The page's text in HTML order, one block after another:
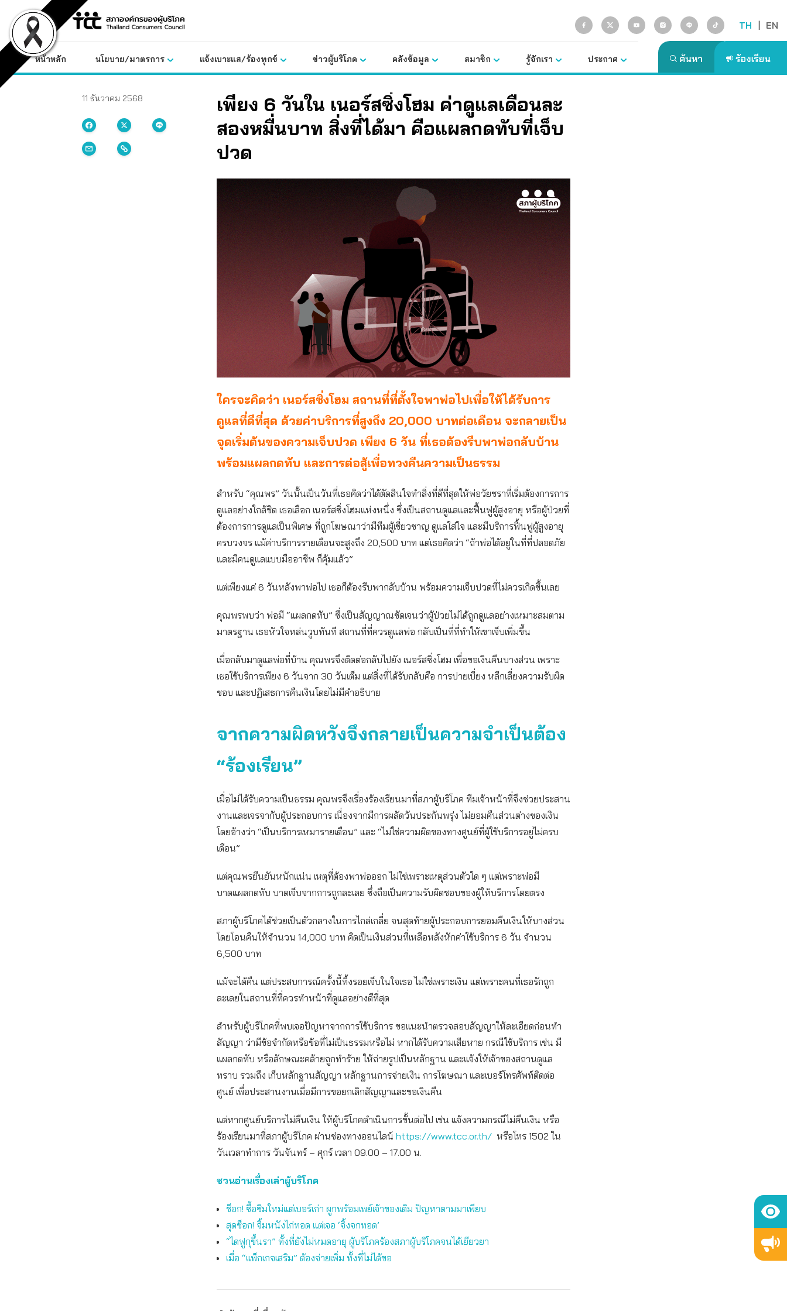
content
TH | EN
หน้าหลัก นโยบาย/มาตรการ แจ้งเบาะแส/ร้องทุกข์ ข่าวผู้บริโภค คลังข้อมูล สมาชิก รู้จักเรา ประกาศ
11 ธันวาคม 2568
เพียง 6 วันใน เนอร์สซิ่งโฮม ค่าดูแลเดือนละ
สองหมื่นบาท สิ่งที่ได้มา คือแผลกดทับที่เจ็บ
ปวด
ใครจะคิดว่า เนอร์สซิ่งโฮม สถานที่ที่ตั้งใจพาพ่อไปเพื่อให้ได้รับการ
ดูแลที่ดีที่สุด ด้วยค่าบริการที่สูงถึง 20,000 บาทต่อเดือน จะกลายเป็น
จุดเริ่มต้นของความเจ็บปวด เพียง 6 วัน ที่เธอต้องรีบพาพ่อกลับบ้าน
พร้อมแผลกดทับ และการต่อสู้เพื่อทวงคืนความเป็นธรรม
สำหรับ “คุณพร” วันนั้นเป็นวันที่เธอคิดว่าได้ตัดสินใจทำสิ่งที่ดีที่สุดให้พ่อวัยชราที่เริ่มต้องการการ
ดูแลอย่างใกล้ชิด เธอเลือก เนอร์สซิ่งโฮมแห่งหนึ่ง ซึ่งเป็นสถานดูแลและฟื้นฟูผู้สูงอายุ หรือผู้ป่วยที่
ต้องการการดูแลเป็นพิเศษ ที่ถูกโฆษณาว่ามีทีมผู้เชี่ยวชาญ ดูแลใส่ใจ และมีบริการฟื้นฟูผู้สูงอายุ
ครบวงจร แม้ค่าบริการรายเดือนจะสูงถึง 20,500 บาท แต่เธอคิดว่า “ถ้าพ่อได้อยู่ในที่ที่ปลอดภัย
และมีคนดูแลแบบมืออาชีพ ก็คุ้มแล้ว”
แต่เพียงแค่ 6 วันหลังพาพ่อไป เธอก็ต้องรีบพากลับบ้าน พร้อมความเจ็บปวดที่ไม่ควรเกิดขึ้นเลย
คุณพรพบว่า พ่อมี “แผลกดทับ” ซึ่งเป็นสัญญาณชัดเจนว่าผู้ป่วยไม่ได้ถูกดูแลอย่างเหมาะสมตาม
มาตรฐาน เธอหัวใจหล่นวูบทันที สถานที่ที่ควรดูแลพ่อ กลับเป็นที่ที่ทำให้เขาเจ็บเพิ่มขึ้น
เมื่อกลับมาดูแลพ่อที่บ้าน คุณพรจึงติดต่อกลับไปยัง เนอร์สซิ่งโฮม เพื่อขอเงินคืนบางส่วน เพราะ
เธอใช้บริการเพียง 6 วันจาก 30 วันเต็ม แต่สิ่งที่ได้รับกลับคือ การบ่ายเบี่ยง หลีกเลี่ยงความรับผิด
ชอบ และปฏิเสธการคืนเงินโดยไม่มีคำอธิบาย
จากความผิดหวังจึงกลายเป็นความจำเป็นต้อง
“ร้องเรียน”
เมื่อไม่ได้รับความเป็นธรรม คุณพรจึงเรื่องร้องเรียนมาที่สภาผู้บริโภค ทีมเจ้าหน้าที่จึงช่วยประสาน
งานและเจรจากับผู้ประกอบการ เนื่องจากมีการผลัดวันประกันพรุ่ง ไม่ยอมคืนส่วนต่างของเงิน
โดยอ้างว่า “เป็นบริการเหมารายเดือน” และ “ไม่ใช่ความผิดของทางศูนย์ที่ผู้ใช้บริการอยู่ไม่ครบ
เดือน”
แต่คุณพรยืนยันหนักแน่น เหตุที่ต้องพาพ่อออก ไม่ใช่เพราะเหตุส่วนตัวใด ๆ แต่เพราะพ่อมี
บาดแผลกดทับ บาดเจ็บจากการถูกละเลย ซึ่งถือเป็นความรับผิดชอบของผู้ให้บริการโดยตรง
สภาผู้บริโภคได้ช่วยเป็นตัวกลางในการไกล่เกลี่ย จนสุดท้ายผู้ประกอบการยอมคืนเงินให้บางส่วน
โดยโอนคืนให้จำนวน 14,000 บาท คิดเป็นเงินส่วนที่เหลือหลังหักค่าใช้บริการ 6 วัน จำนวน
6,500 บาท
แม้จะได้คืน แต่ประสบการณ์ครั้งนี้ทิ้งรอยเจ็บในใจเธอ ไม่ใช่เพราะเงิน แต่เพราะคนที่เธอรักถูก
ละเลยในสถานที่ที่ควรทำหน้าที่ดูแลอย่างดีที่สุด
สำหรับผู้บริโภคที่พบเจอปัญหาจากการใช้บริการ ขอแนะนำตรวจสอบสัญญาให้ละเอียดก่อนทำ
สัญญา ว่ามีข้อจำกัดหรือข้อที่ไม่เป็นธรรมหรือไม่ หากได้รับความเสียหาย กรณีใช้บริการ เช่น มี
แผลกดทับ หรือลักษณะคล้ายถูกทำร้าย ให้ถ่ายรูปเป็นหลักฐาน และแจ้งให้เจ้าของสถานดูแล
ทราบ รวมถึง เก็บหลักฐานสัญญา หลักฐานการจ่ายเงิน การโฆษณา และเบอร์โทรศัพท์ติดต่อ
ศูนย์ เพื่อประสานงานเมื่อมีการขอยกเลิกสัญญาและขอเงินคืน
แต่หากศูนย์บริการไม่คืนเงิน ให้ผู้บริโภคดำเนินการขั้นต่อไป เช่น แจ้งความกรณีไม่คืนเงิน หรือ
ร้องเรียนมาที่สภาผู้บริโภค ผ่านช่องทางออนไลน์ https://www.tcc.or.th/ หรือโทร 1502 ใน
วันเวลาทำการ วันจันทร์ – ศุกร์ เวลา 09.00 – 17.00 น.
ชวนอ่านเรื่องเล่าผู้บริโภค
ช็อก! ซื้อซิมใหม่แต่เบอร์เก่า ผูกพร้อมเพย์เจ้าของเดิม ปัญหาตามมาเพียบ
สุดช็อก! จิ้มหนังไก่ทอด แต่เจอ ‘จิ้งจกทอด’
“ไดฟูกุขึ้นรา” ทั้งที่ยังไม่หมดอายุ ผู้บริโภคร้องสภาผู้บริโภคจนได้เยียวยา
เมื่อ “แพ็กเกจเสริม” ต้องจ่ายเพิ่ม ทั้งที่ไม่ได้ขอ